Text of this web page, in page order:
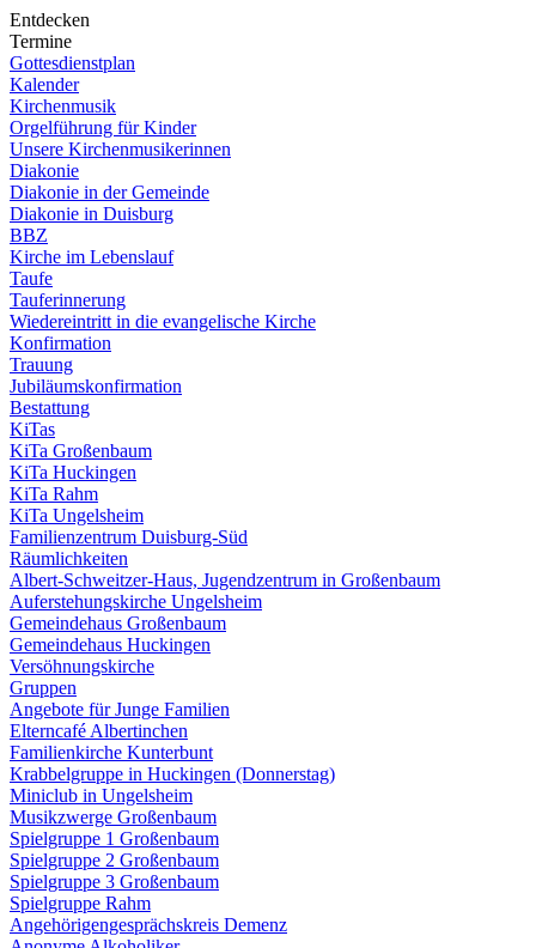
Entdecken
Termine
Gottesdienstplan
Kalender
Kirchenmusik
Orgelführung für Kinder
Unsere Kirchenmusikerinnen
Diakonie
Diakonie in der Gemeinde
Diakonie in Duisburg
BBZ
Kirche im Lebenslauf
Taufe
Tauferinnerung
Wiedereintritt in die evangelische Kirche
Konfirmation
Trauung
Jubiläumskonfirmation
Bestattung
KiTas
KiTa Großenbaum
KiTa Huckingen
KiTa Rahm
KiTa Ungelsheim
Familienzentrum Duisburg-Süd
Räumlichkeiten
Albert-Schweitzer-Haus, Jugendzentrum in Großenbaum
Auferstehungskirche Ungelsheim
Gemeindehaus Großenbaum
Gemeindehaus Huckingen
Versöhnungskirche
Gruppen
Angebote für Junge Familien
Elterncafé Albertinchen
Familienkirche Kunterbunt
Krabbelgruppe in Huckingen (Donnerstag)
Miniclub in Ungelsheim
Musikzwerge Großenbaum
Spielgruppe 1 Großenbaum
Spielgruppe 2 Großenbaum
Spielgruppe 3 Großenbaum
Spielgruppe Rahm
Angehörigengesprächskreis Demenz